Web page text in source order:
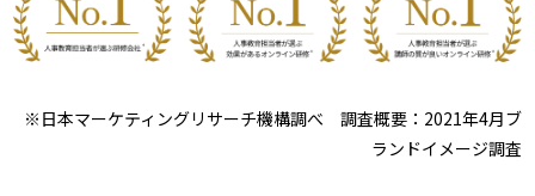
※日本マーケティングリサーチ機構調べ 調査概要：2021年4月ブ
ランドイメージ調査